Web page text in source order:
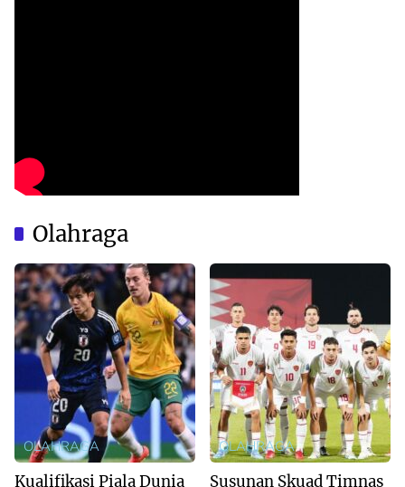
Olahraga
OLAHRAGA
Kualifikasi Piala Dunia
OLAHRAGA
Susunan Skuad Timnas